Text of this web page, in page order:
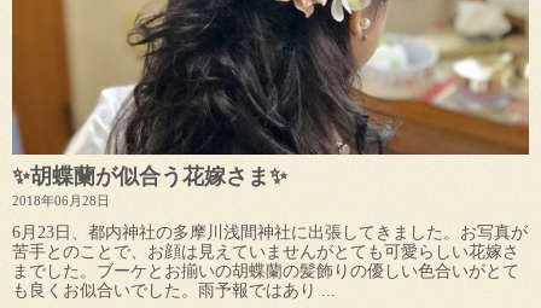
✨胡蝶蘭が似合う花嫁さま✨
2018年06月28日
6月23日、都内神社の多摩川浅間神社に出張してきました。お写真が
苦手とのことで、お顔は見えていませんがとても可愛らしい花嫁さ
までした。ブーケとお揃いの胡蝶蘭の髪飾りの優しい色合いがとて
も良くお似合いでした。雨予報ではあり ...